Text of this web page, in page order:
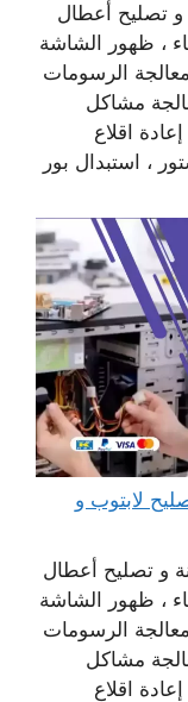
و تصليح أعطال
، ظهور الشاشة
الرسومات
مشاكل
اقلاع
، استبدال بور
كمبيوتر صبحان 65511033 تصليح لابتوب و
و تصليح أعطال
، ظهور الشاشة
الرسومات
مشاكل
اقلاع